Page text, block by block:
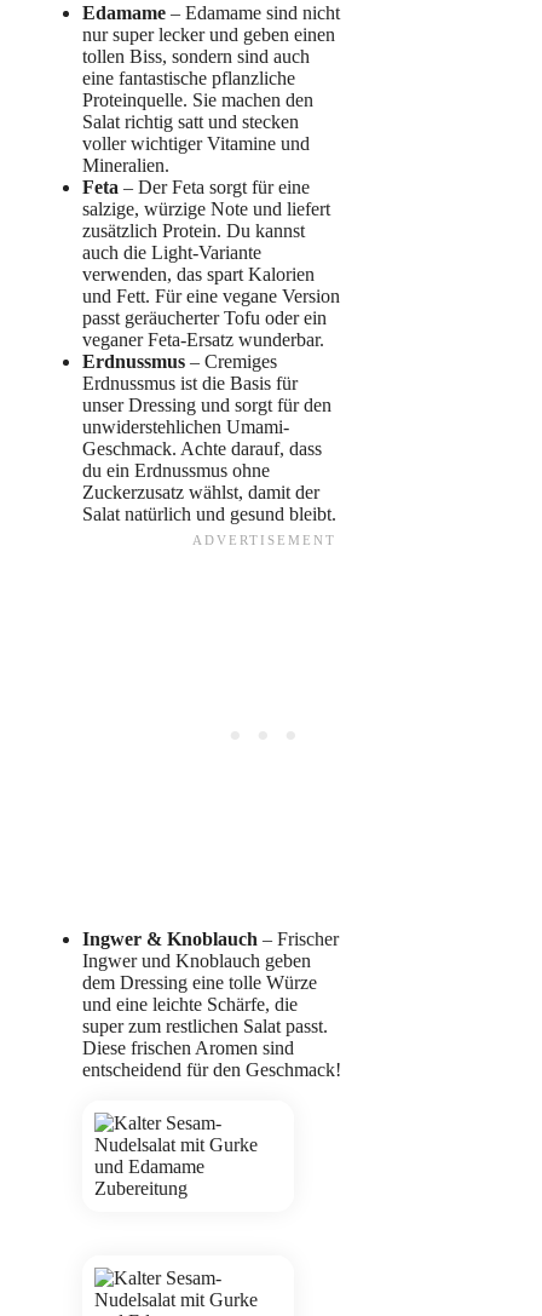
Edamame – Edamame sind nicht
nur super lecker und geben einen
tollen Biss, sondern sind auch
eine fantastische pflanzliche
Proteinquelle. Sie machen den
Salat richtig satt und stecken
voller wichtiger Vitamine und
Mineralien.
Feta – Der Feta sorgt für eine
salzige, würzige Note und liefert
zusätzlich Protein. Du kannst
auch die Light-Variante
verwenden, das spart Kalorien
und Fett. Für eine vegane Version
passt geräucherter Tofu oder ein
veganer Feta-Ersatz wunderbar.
Erdnussmus – Cremiges
Erdnussmus ist die Basis für
unser Dressing und sorgt für den
unwiderstehlichen Umami-
Geschmack. Achte darauf, dass
du ein Erdnussmus ohne
Zuckerzusatz wählst, damit der
Salat natürlich und gesund bleibt.
Ingwer & Knoblauch – Frischer
Ingwer und Knoblauch geben
dem Dressing eine tolle Würze
und eine leichte Schärfe, die
super zum restlichen Salat passt.
Diese frischen Aromen sind
entscheidend für den Geschmack!